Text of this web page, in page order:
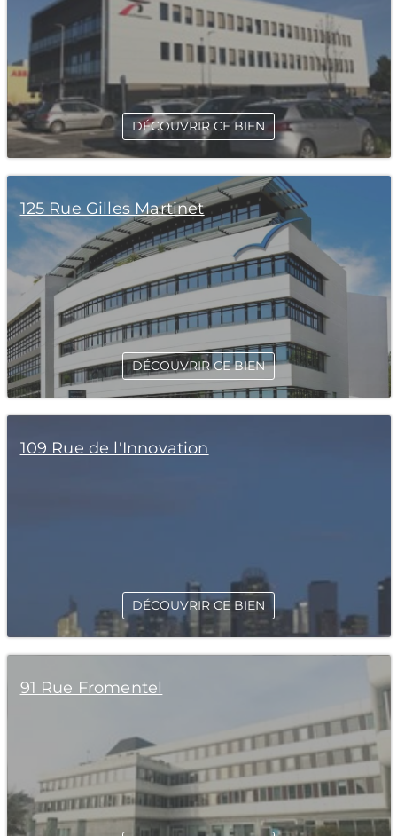
DÉCOUVRIR CE BIEN
125 Rue Gilles Martinet
DÉCOUVRIR CE BIEN
109 Rue de l'Innovation
DÉCOUVRIR CE BIEN
91 Rue Fromentel